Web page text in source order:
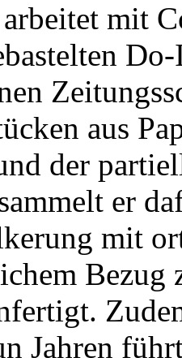
mit
aus
der
er
mit
Bezug
Jahren